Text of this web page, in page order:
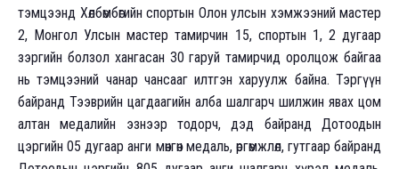
тэмцээнд Хөлбөмбөгийн спортын Олон улсын хэмжээний мастер
2, Монгол Улсын мастер тамирчин 15, спортын 1, 2 дугаар
зэргийн болзол хангасан 30 гаруй тамирчид оролцож байгаа
нь тэмцээний чанар чансааг илтгэн харуулж байна. Тэргүүн
байранд Тээврийн цагдаагийн алба шалгарч шилжин явах цом
алтан медалийн эзнээр тодорч, дэд байранд Дотоодын
цэргийн 05 дугаар анги мөнгөн медаль, өргөмжлөл, гутгаар байранд